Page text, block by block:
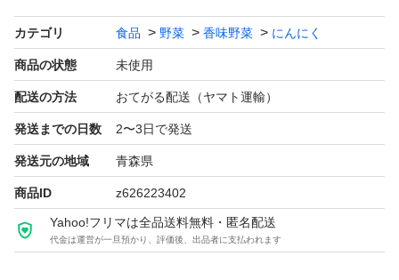
梱包はジップ付袋で脱酸素剤入りで梱包します。
【名称】 青森県産 黒ニンニク
【原料原産地名】青森県産 福地ホワイト
【加工場所】 青森県 五戸町
【内量量】 500g
【賞味期限】 常温3ヶ月間
カテゴリ 食品 野菜 香味野菜 にんにく
商品の状態 未使用
配送の方法 おてがる配送（ヤマト運輸）
発送までの日数 2〜3日で発送
発送元の地域 青森県
商品ID z626223402
Yahoo!フリマは全品送料無料・匿名配送
代金は運営が一旦預かり、評価後、出品者に支払われます